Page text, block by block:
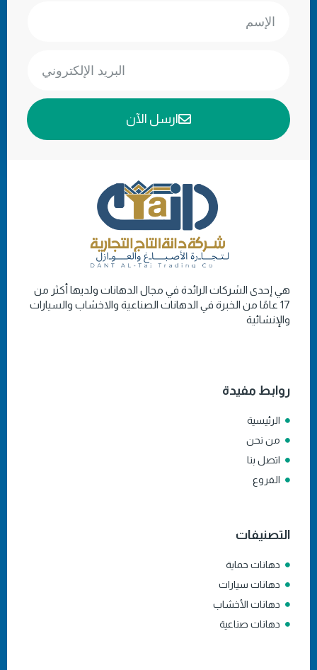
ارسل الآن
هي إحدى الشركات الرائدة في مجال الدهانات ولديها أكثر من
17 عامًا من الخبرة في الدهانات الصناعية والاخشاب والسيارات
والإنشائية
روابط مفيدة
الرئيسية
من نحن
اتصل بنا
الفروع
التصنيفات
دهانات حماية
دهانات سيارات
دهانات الأخشاب
دهانات صناعية